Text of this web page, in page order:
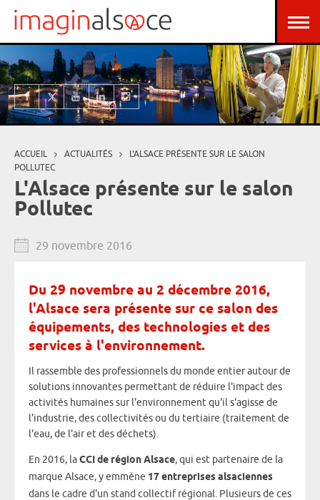
Aller au contenu principal
Vous êtes ici
ACCUEIL ACTUALITÉS
L'ALSACE PRÉSENTE SUR LE SALON
POLLUTEC
L'Alsace présente sur le salon
Pollutec
29 novembre 2016
Du 29 novembre au 2 décembre 2016,
l'Alsace sera présente sur ce salon des
équipements, des technologies et des
services à l'environnement.
Il rassemble des professionnels du monde entier autour de
solutions innovantes permettant de réduire l'impact des
activités humaines sur l'environnement qu'il s'agisse de
l'industrie, des collectivités ou du tertiaire (traitement de
l'eau, de l'air et des déchets).
En 2016, laCCI de région Alsace, qui est partenaire de la
marque Alsace, y emmène 17 entreprises alsaciennes
dans le cadre d'un stand collectif régional. Plusieurs de ces
Panneau de gestion des cookies